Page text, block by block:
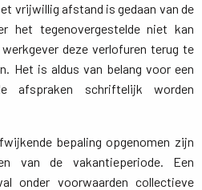
vrijwillig afstand is gedaan van de
het tegenovergestelde niet kan
deze verlofuren terug te
Het is aldus van belang voor een
afspraken schriftelijk worden
bepaling opgenomen zijn
van de vakantieperiode. Een
onder voorwaarden collectieve